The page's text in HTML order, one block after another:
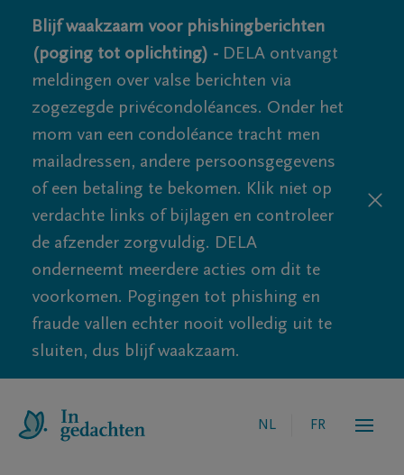
Blijf waakzaam voor phishingberichten
(poging tot oplichting) - DELA ontvangt
meldingen over valse berichten via
zogezegde privécondoléances. Onder het
mom van een condoléance tracht men
mailadressen, andere persoonsgegevens
of een betaling te bekomen. Klik niet op
verdachte links of bijlagen en controleer
de afzender zorgvuldig. DELA
onderneemt meerdere acties om dit te
voorkomen. Pogingen tot phishing en
fraude vallen echter nooit volledig uit te
sluiten, dus blijf waakzaam.
NL FR